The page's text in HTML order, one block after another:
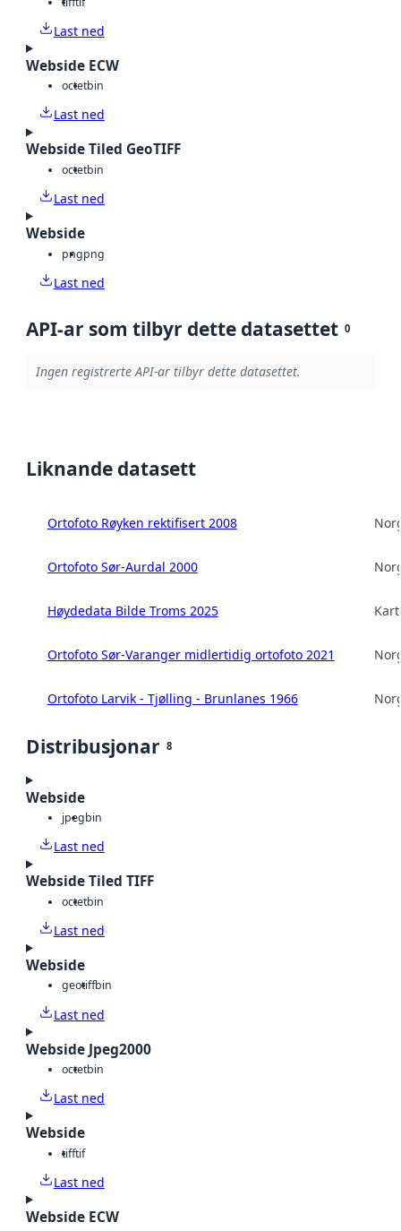
Last ned
Webside ECW
octetbin
Last ned
Webside Tiled GeoTIFF
octetbin
Last ned
Webside
pngpng
Last ned
API-ar som tilbyr dette datasettet 0
Ingen registrerte API-ar tilbyr dette datasettet.
Liknande datasett
Ortofoto Røyken rektifisert 2008
Ortofoto Sør-Aurdal 2000
Høydedata Bilde Troms 2025
Ortofoto Sør-Varanger midlertidig ortofoto 2021
Ortofoto Larvik - Tjølling - Brunlanes 1966
Distribusjonar 8
Webside
jpegbin
Last ned
Webside Tiled TIFF
octetbin
Last ned
Webside
geotiffbin
Last ned
Webside Jpeg2000
octetbin
Last ned
Webside
tifftif
Last ned
Webside ECW